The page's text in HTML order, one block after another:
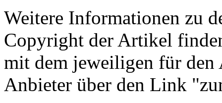
Weitere Informationen zu
Copyright der Artikel
mit dem jeweiligen für
Anbieter über den Link